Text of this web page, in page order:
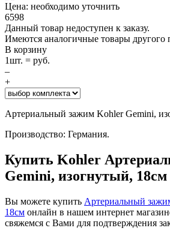
Цена: необходимо уточнить
6598
Данный товар недоступен к заказу.
Имеются аналогичные товары другого
В корзину
1шт. = руб.
–
+
Артериальный зажим Kohler Gemini,
Производство: Германия.
Купить Kohler
Gemini, изогнутый, 18см
Вы можете купить Артериальный
18см онлайн в нашем интернет
свяжемся с Вами для подтверждения